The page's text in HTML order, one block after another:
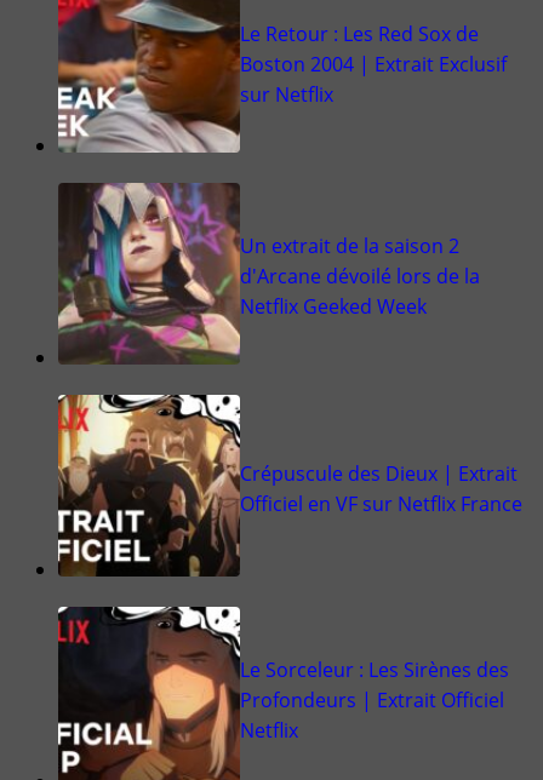
Le Retour : Les Red Sox de
Boston 2004 | Extrait Exclusif
sur Netflix
Un extrait de la saison 2
d'Arcane dévoilé lors de la
Netflix Geeked Week
Crépuscule des Dieux | Extrait
Officiel en VF sur Netflix France
Le Sorceleur : Les Sirènes des
Profondeurs | Extrait Officiel
Netflix